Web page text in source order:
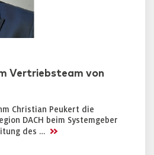
Vertriebsteam von
Christian Peukert die
DACH beim Systemgeber
des … >>